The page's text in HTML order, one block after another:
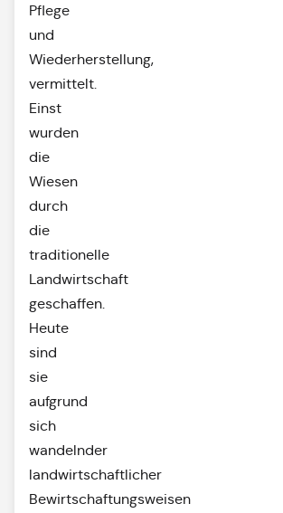
Pflege
und
Wiederherstellung,
vermittelt.
Einst
wurden
die
Wiesen
durch
die
traditionelle
Landwirtschaft
geschaffen.
Heute
sind
sie
aufgrund
sich
wandelnder
landwirtschaftlicher
Bewirtschaftungsweisen